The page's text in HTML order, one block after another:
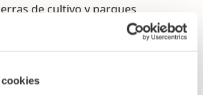
de cultivo y parques
regularmente, pero solo se
de que se haya reproducido en el